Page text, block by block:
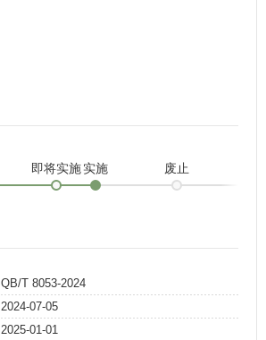
即将实施实施 废止
QB/T 8053-2024
2024-07-05
2025-01-01